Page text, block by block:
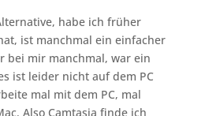
habe ich früher
ist manchmal ein einfacher
bei mir manchmal, war ein
ist leider nicht auf dem PC
mal mit dem PC, mal
Also Camtasia finde ich